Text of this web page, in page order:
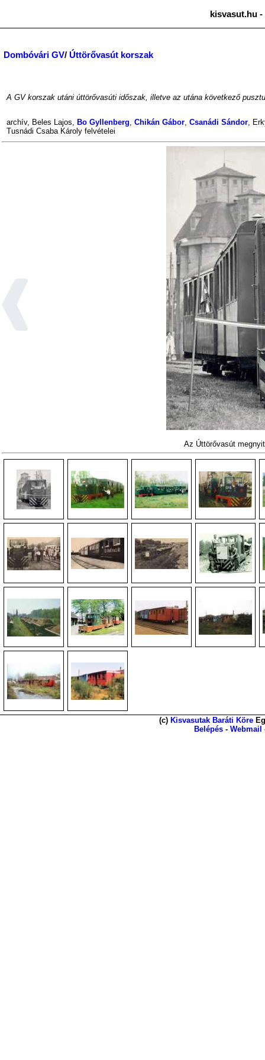
kisvasut.hu -
Dombóvári GV/ Úttörővasút korszak
A GV korszak utáni úttörővasúti időszak, illetve az utána következő
archív, Beles Lajos, Bo Gyllenberg, Chikán Gábor, Csanádi Sándor,
Tusnádi Csaba Károly felvételei
Az Úttörővasút
(c) Kisvasutak Baráti Köre
Belépés - Webmail